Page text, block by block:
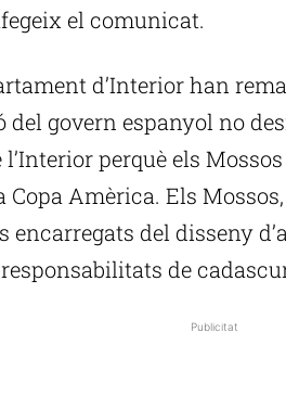
el comunicat.
d’Interior han
del govern espanyol no
perquè els
Copa Amèrica. Els
encarregats del disseny
de
Publicitat